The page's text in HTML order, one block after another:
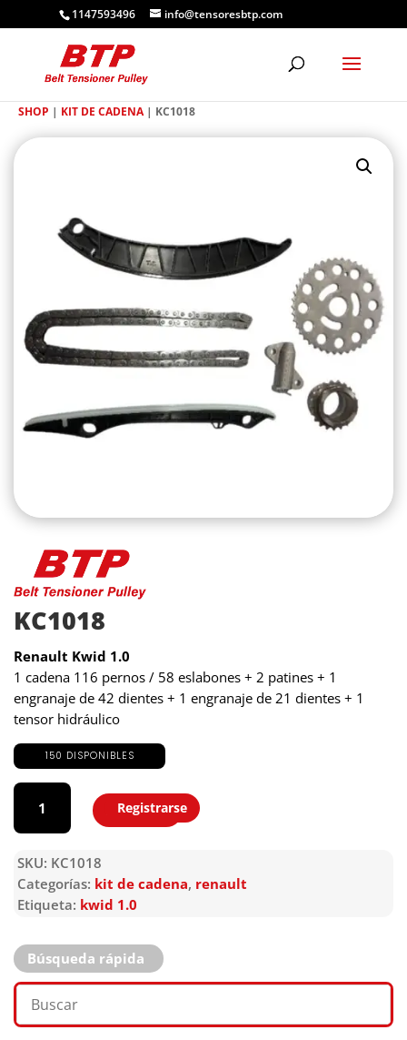
1147593496 info@tensoresbtp.com
SHOP | KIT DE CADENA| KC1018
KC1018
Renault Kwid 1.0
1 cadena 116 pernos / 58 eslabones + 2 patines + 1
engranaje de 42 dientes + 1 engranaje de 21 dientes + 1
tensor hidráulico
150 DISPONIBLES
KC1018
cantidad
Agregar
Registrarse
SKU: KC1018
Categorías: kit de cadena, renault
Etiqueta: kwid 1.0
Búsqueda rápida